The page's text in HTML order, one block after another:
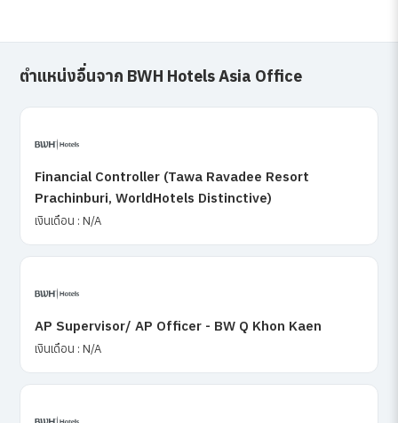
ตำแหน่งอื่นจาก BWH Hotels Asia Office
Financial Controller (Tawa Ravadee Resort
Prachinburi, WorldHotels Distinctive)
เงินเดือน : N/A
AP Supervisor/ AP Officer - BW Q Khon Kaen
เงินเดือน : N/A